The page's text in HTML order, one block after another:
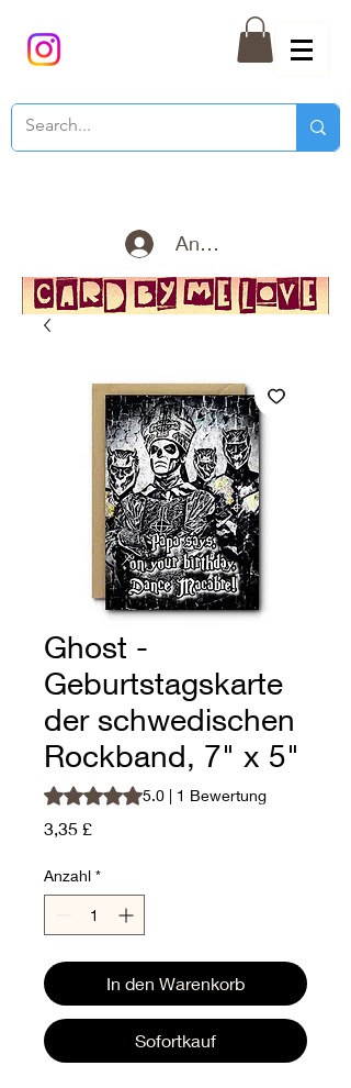
Anmelden
Ghost -
Geburtstagskarte
der schwedischen
Rockband, 7" x 5"
Das Rating beträgt 5.0 von fünf
5.0 | 1 Bewertung
3,35 £Preis
Anzahl *
In den Warenkorb
Sofortkauf